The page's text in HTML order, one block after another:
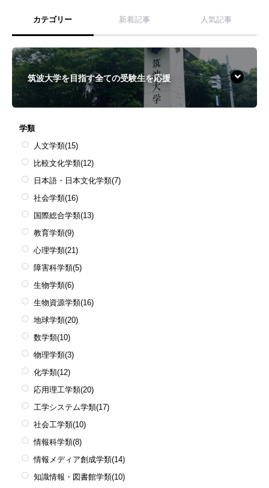
カテゴリー 新着記事 人気記事
筑波大学を目指す全ての受験生を応援
学類
人文学類(15)
比較文化学類(12)
日本語・日本文化学類(7)
社会学類(16)
国際総合学類(13)
教育学類(9)
心理学類(21)
障害科学類(5)
生物学類(6)
生物資源学類(16)
地球学類(20)
数学類(10)
物理学類(3)
化学類(12)
応用理工学類(20)
工学システム学類(17)
社会工学類(10)
情報科学類(8)
情報メディア創成学類(14)
知識情報・図書館学類(10)